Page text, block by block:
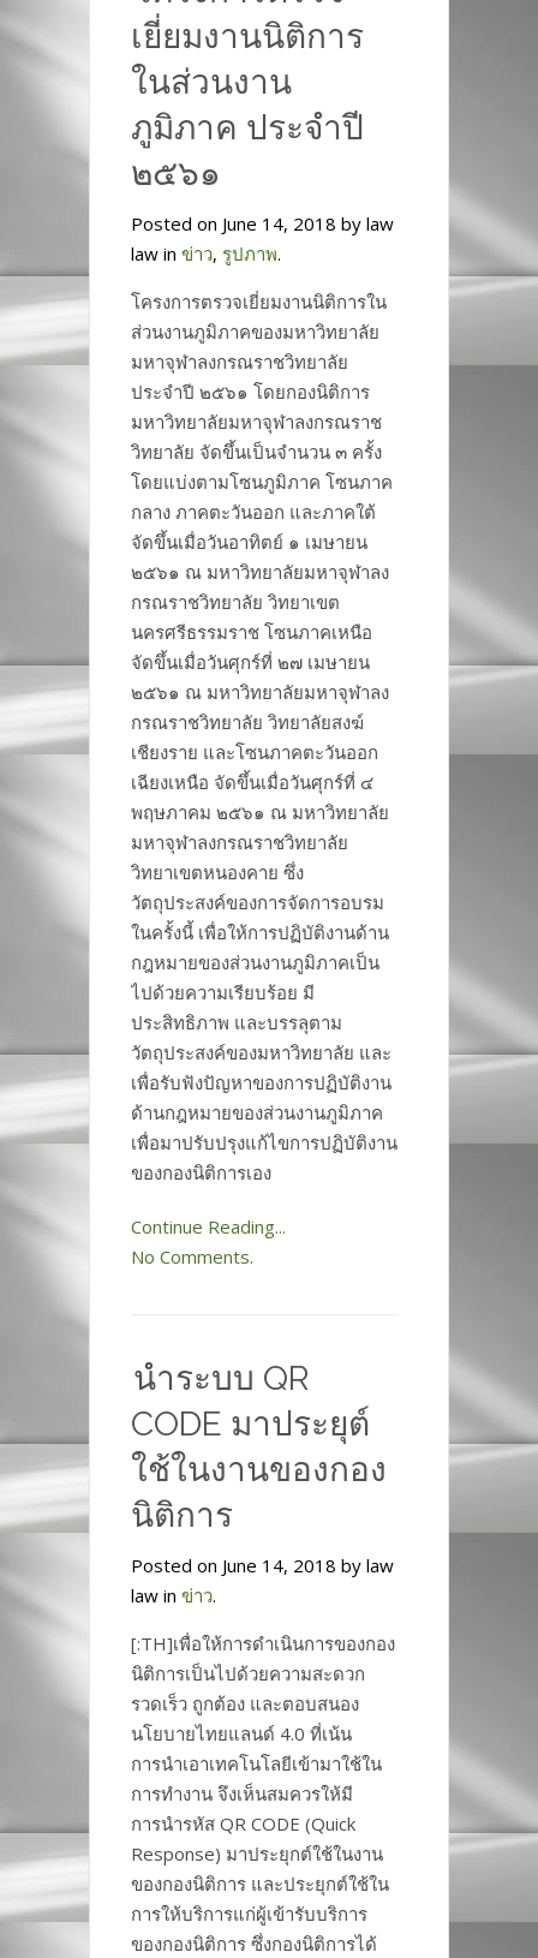
เยี่ยมงานนิติการ
ในส่วนงาน
ภูมิภาค ประจำปี
๒๕๖๑
Posted on June 14, 2018 by law
law in ข่าว, รูปภาพ.
โครงการตรวจเยี่ยมงานนิติการใน
ส่วนงานภูมิภาคของมหาวิทยาลัย
มหาจุฬาลงกรณราชวิทยาลัย
ประจำปี ๒๕๖๑ โดยกองนิติการ
มหาวิทยาลัยมหาจุฬาลงกรณราช
วิทยาลัย จัดขึ้นเป็นจำนวน ๓ ครั้ง
โดยแบ่งตามโซนภูมิภาค โซนภาค
กลาง ภาคตะวันออก และภาคใต้
จัดขึ้นเมื่อวันอาทิตย์ ๑ เมษายน
๒๕๖๑ ณ มหาวิทยาลัยมหาจุฬาลง
กรณราชวิทยาลัย วิทยาเขต
นครศรีธรรมราช โซนภาคเหนือ
จัดขึ้นเมื่อวันศุกร์ที่ ๒๗ เมษายน
๒๕๖๑ ณ มหาวิทยาลัยมหาจุฬาลง
กรณราชวิทยาลัย วิทยาลัยสงฆ์
เชียงราย และโซนภาคตะวันออก
เฉียงเหนือ จัดขึ้นเมื่อวันศุกร์ที่ ๔
พฤษภาคม ๒๕๖๑ ณ มหาวิทยาลัย
มหาจุฬาลงกรณราชวิทยาลัย
วิทยาเขตหนองคาย ซึ่ง
วัตถุประสงค์ของการจัดการอบรม
ในครั้งนี้ เพื่อให้การปฏิบัติงานด้าน
กฎหมายของส่วนงานภูมิภาคเป็น
ไปด้วยความเรียบร้อย มี
ประสิทธิภาพ และบรรลุตาม
วัตถุประสงค์ของมหาวิทยาลัย และ
เพื่อรับฟังปัญหาของการปฏิบัติงาน
ด้านกฎหมายของส่วนงานภูมิภาค
เพื่อมาปรับปรุงแก้ไขการปฏิบัติงาน
ของกองนิติการเอง
Continue Reading...
No Comments.
นำระบบ QR
CODE มาประยุต์
ใช้ในงานของกอง
นิติการ
Posted on June 14, 2018 by law
law in ข่าว.
[:TH]เพื่อให้การดำเนินการของกอง
นิติการเป็นไปด้วยความสะดวก
รวดเร็ว ถูกต้อง และตอบสนอง
นโยบายไทยแลนด์ 4.0 ที่เน้น
การนำเอาเทคโนโลยีเข้ามาใช้ใน
การทำงาน จึงเห็นสมควรให้มี
การนำรหัส QR CODE (Quick
Response) มาประยุกต์ใช้ในงาน
ของกองนิติการ และประยุกต์ใช้ใน
การให้บริการแก่ผู้เข้ารับบริการ
ของกองนิติการ ซึ่งกองนิติการได้